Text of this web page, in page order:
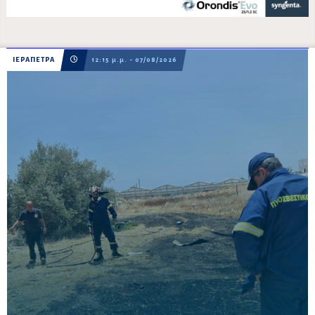
ΙΕΡΑΠΕΤΡΑ 12:15 μ.μ. - 07/08/2026